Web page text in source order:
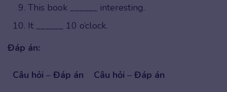
This book ______ interesting.
It ______ 10 o’clock.
Đáp án:
Câu hỏi – Đáp án Câu hỏi – Đáp án